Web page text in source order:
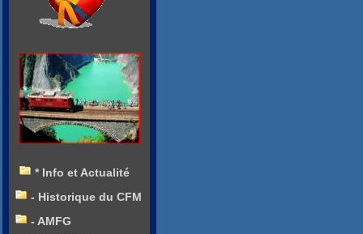
* Info et Actualité
- Historique du CFM
- AMFG